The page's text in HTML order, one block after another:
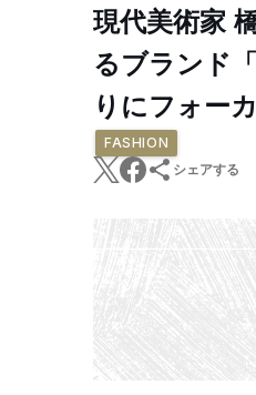
現代美術家
るブランド
りにフォー
FASHION
シェアする